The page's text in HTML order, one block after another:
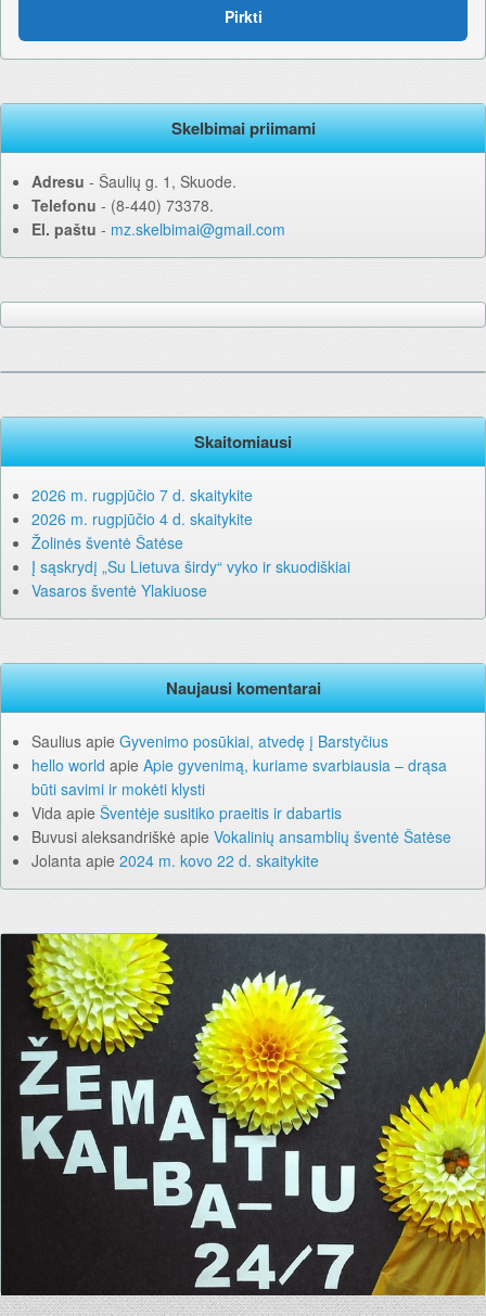
Pirkti
Skelbimai priimami
Adresu ‐ Šaulių g. 1, Skuode.
Telefonu ‐ (8-440) 73378.
El. paštu ‐ mz.skelbimai@gmail.com
Skaitomiausi
2026 m. rugpjūčio 7 d. skaitykite
2026 m. rugpjūčio 4 d. skaitykite
Žolinės šventė Šatėse
Į sąskrydį „Su Lietuva širdy“ vyko ir skuodiškiai
Vasaros šventė Ylakiuose
Naujausi komentarai
Saulius apie Gyvenimo posūkiai, atvedę į Barstyčius
hello world apie Apie gyvenimą, kuriame svarbiausia – drąsa
būti savimi ir mokėti klysti
Vida apie Šventėje susitiko praeitis ir dabartis
Buvusi aleksandriškė apie Vokalinių ansamblių šventė Šatėse
Jolanta apie 2024 m. kovo 22 d. skaitykite